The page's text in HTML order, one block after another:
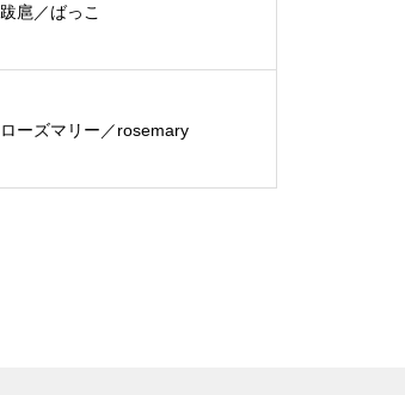
跋扈／ばっこ
ローズマリー／rosemary